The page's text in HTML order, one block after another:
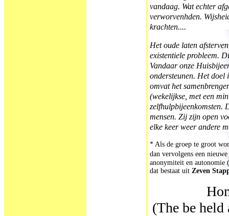
vandaag. Wat echter
verworvenhden.
krachten....
Het oude laten
existentiele probleem.
Vandaar onze
ondersteunen. Het doel
omvat het
(wekelijkse, met een
zelfhulpbijeenkomsten.
mensen. Zij zijn open
elke keer weer andere
* Als de groep te groot
dan vervolgens een
anonymiteit en autonomie
dat bestaat uit Zeven
(The be held